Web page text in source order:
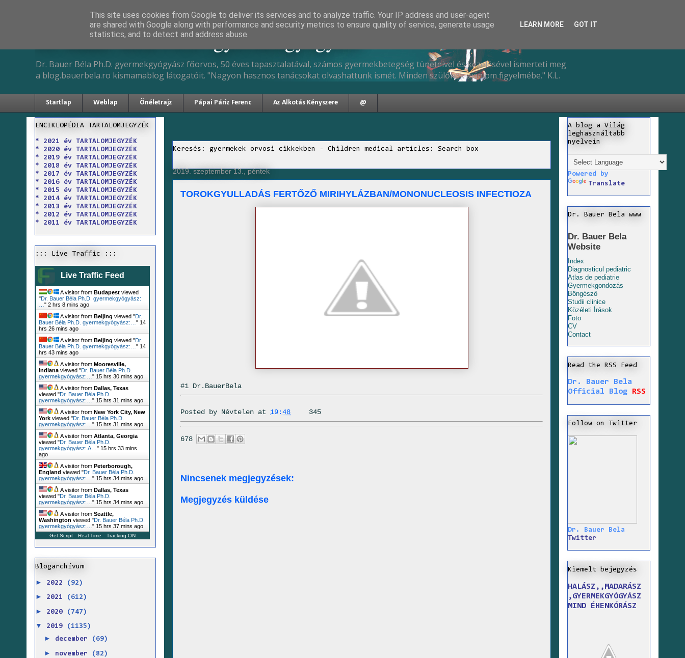
Dr. Bauer Béla Ph.D. gyermekgyógyász
Dr. Bauer Béla Ph.D. gyermekgyógyász főorvos, 50 éves tapasztalatával, számos gyermekbetegség tüneteivel és kezelésével ismerteti meg
a blog.bauerbela.ro kismamablog látogatóit. "Nagyon hasznos tanácsokat olvashattunk ismét. Minden szülőnek ajánlom figyelmébe." K.L.
Startlap Weblap Önéletrajz Pápai Páriz Ferenc Az Alkotás Kényszere @
Keresés: gyermekek orvosi cikkekben - Children medical articles: Search box
2019. szeptember 13., péntek
TOROKGYULLADÁS FERTŐZŐ MIRIHYLÁZBAN/MONONUCLEOSIS INFECTIOZA
#1 Dr.BauerBela
Posted by Névtelen at 19:48 345
678
Nincsenek megjegyzések:
Megjegyzés küldése
ENCIKLOPÉDIA TARTALOMJEGYZÉK
* 2021 év TARTALOMJEGYZÉK
* 2020 év TARTALOMJEGYZÉK
* 2019 év TARTALOMJEGYZÉK
* 2018 év TARTALOMJEGYZÉK
* 2017 év TARTALOMJEGYZÉK
* 2016 év TARTALOMJEGYZÉK
* 2015 év TARTALOMJEGYZÉK
* 2014 év TARTALOMJEGYZÉK
* 2013 év TARTALOMJEGYZÉK
* 2012 év TARTALOMJEGYZÉK
* 2011 év TARTALOMJEGYZÉK
::: Live Traffic :::
Live Traffic Feed
A visitor from Budapest viewed
"Dr. Bauer Béla Ph.D. gyermekgyógyász:
" 2 hrs 8 mins ago
A visitor from Beijing viewed "Dr.
Bauer Béla Ph.D. gyermekgyógyász:… " 14
hrs 26 mins ago
A visitor from Beijing viewed "Dr.
Bauer Béla Ph.D. gyermekgyógyász:… " 14
hrs 43 mins ago
A visitor from Mooresville,
Indiana viewed "Dr. Bauer Béla Ph.D.
gyermekgyógyász:… " 15 hrs 30 mins ago
A visitor from Dallas, Texas
viewed "Dr. Bauer Béla Ph.D.
gyermekgyógyász:… " 15 hrs 31 mins ago
A visitor from New York City, New
York viewed "Dr. Bauer Béla Ph.D.
gyermekgyógyász:… " 15 hrs 31 mins ago
A visitor from Atlanta, Georgia
viewed "Dr. Bauer Béla Ph.D.
gyermekgyógyász: A… " 15 hrs 33 mins
ago
A visitor from Peterborough,
England viewed "Dr. Bauer Béla Ph.D.
gyermekgyógyász:… " 15 hrs 34 mins ago
A visitor from Dallas, Texas
viewed "Dr. Bauer Béla Ph.D.
gyermekgyógyász:… " 15 hrs 34 mins ago
A visitor from Seattle,
Washington viewed "Dr. Bauer Béla Ph.D.
gyermekgyógyász:… " 15 hrs 37 mins ago
Get Script Real Time Tracking ON
Blogarchívum
► 2022 (92)
► 2021 (612)
► 2020 (747)
▼ 2019 (1135)
► december (69)
► november (82)
A blog a Világ
leghasználtabb
nyelvein
Powered by
Translate
Dr. Bauer Bela www
Dr. Bauer Bela
Website
Index
Diagnosticul pediatric
Atlas de pediatrie
Gyermekgondozás
Böngésző
Studii clinice
Közéleti Írások
Foto
CV
Contact
Read the RSS Feed
Dr. Bauer Bela
Official Blog
RSS
Follow on Twitter
Dr. Bauer Bela
Twitter
Kiemelt bejegyzés
HALÁSZ,,MADARÁSZ
,GYERMEKGYÓGYÁSZ
MIND ÉHENKÓRÁSZ
This site uses cookies from Google to deliver its services and to analyze traffic. Your IP address and user-agent
are shared with Google along with performance and security metrics to ensure quality of service, generate usage
statistics, and to detect and address abuse.
LEARN MORE GOT IT